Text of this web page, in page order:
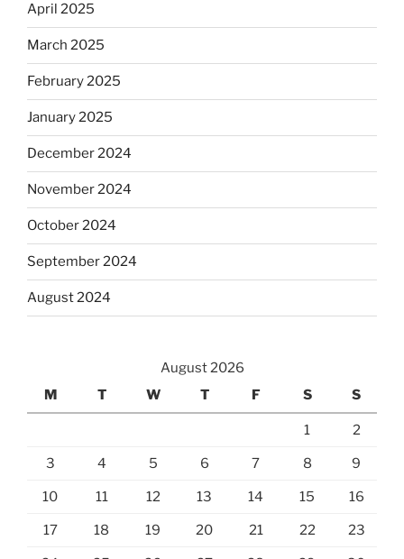
April 2025
March 2025
February 2025
January 2025
December 2024
November 2024
October 2024
September 2024
August 2024
August 2026
M
T W T F S S
1 2
3 4 5 6 7 8 9
10 11 12 13 14 15 16
17 18 19 20 21 22 23